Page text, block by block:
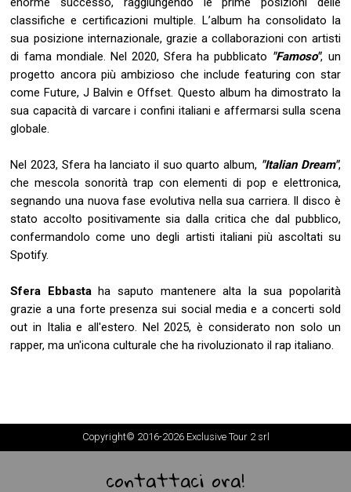
classifiche e certificazioni multiple. L’album ha consolidato la
sua posizione internazionale, grazie a collaborazioni con artisti
di fama mondiale. Nel 2020, Sfera ha pubblicato "Famoso", un
progetto ancora più ambizioso che include featuring con star
come Future, J Balvin e Offset. Questo album ha dimostrato la
sua capacità di varcare i confini italiani e affermarsi sulla scena
globale.
Nel 2023, Sfera ha lanciato il suo quarto album, "Italian Dream",
che mescola sonorità trap con elementi di pop e elettronica,
segnando una nuova fase evolutiva nella sua carriera. Il disco è
stato accolto positivamente sia dalla critica che dal pubblico,
confermandolo come uno degli artisti italiani più ascoltati su
Spotify.
Sfera Ebbastaha saputo mantenere alta la sua popolarità
grazie a una forte presenza sui social media e a concerti sold
out in Italia e all'estero. Nel 2025, è considerato non solo un
rapper, ma un'icona culturale che ha rivoluzionato il rap italiano.
Copyright© 2016-2026 Exclusive Tour 2 srl
contattaci ora!